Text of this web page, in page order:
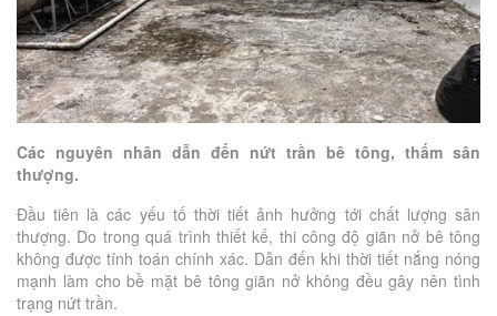
Các nguyên nhân dẫn đến nứt trần bê tông, thấm sân
thượng.
Đầu tiên là các yếu tố thời tiết ảnh hưởng tới chất lượng sân
thượng. Do trong quá trình thiết kế, thi công độ giãn nở bê tông
không được tính toán chính xác. Dẫn đến khi thời tiết nắng nóng
mạnh làm cho bề mặt bê tông giãn nở không đều gây nên tình
trạng nứt trần.